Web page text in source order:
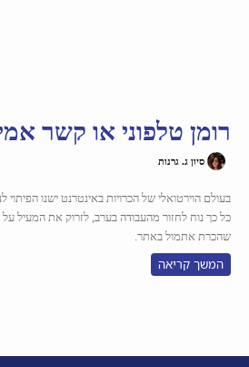
רומן טלפוני או קשר
סיון ג. גרנות
בעולם הוירטואלי של הכרויות באינטרנט ישנו
כל כך נוח לחזור מהעבודה בערב, לזרוק את המעיל
שהכרת אתמול באתר.
המשך קריאה